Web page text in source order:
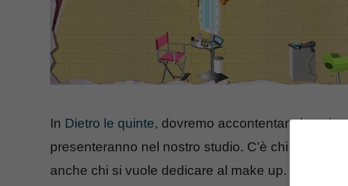
In Dietro le quinte, dovremo accontentare le
presenteranno nel nostro studio. C’è chi vorrà
anche chi si vuole dedicare al make up. per